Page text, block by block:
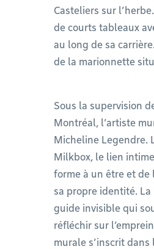
Casteliers sur
de courts tableaux
au long de sa
de la marionnette
Sous la supervision
Montréal, l’artiste
Micheline Legendre.
Milkbox, le lien
forme à un être et de
sa propre identité.
guide invisible qui
réfléchir sur
murale s’inscrit